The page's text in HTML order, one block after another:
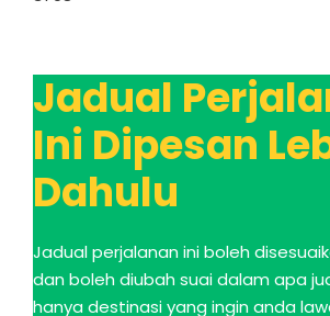
Jadual
Ini Dipesan
Dahulu
Jadual perjalanan ini boleh
dan boleh diubah suai dalam apa
hanya destinasi yang ingin anda